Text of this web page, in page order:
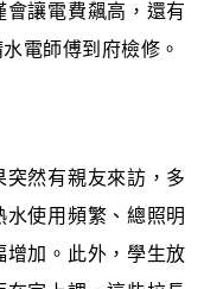
讓電費飆高，還有
電師傅到府檢修。
然有親友來訪，多
使用頻繁、總照明
增加。此外，學生放